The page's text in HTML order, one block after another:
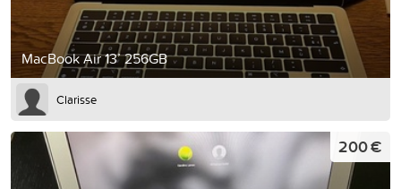
MacBook Air 13’ 256GB
Clarisse
200 €